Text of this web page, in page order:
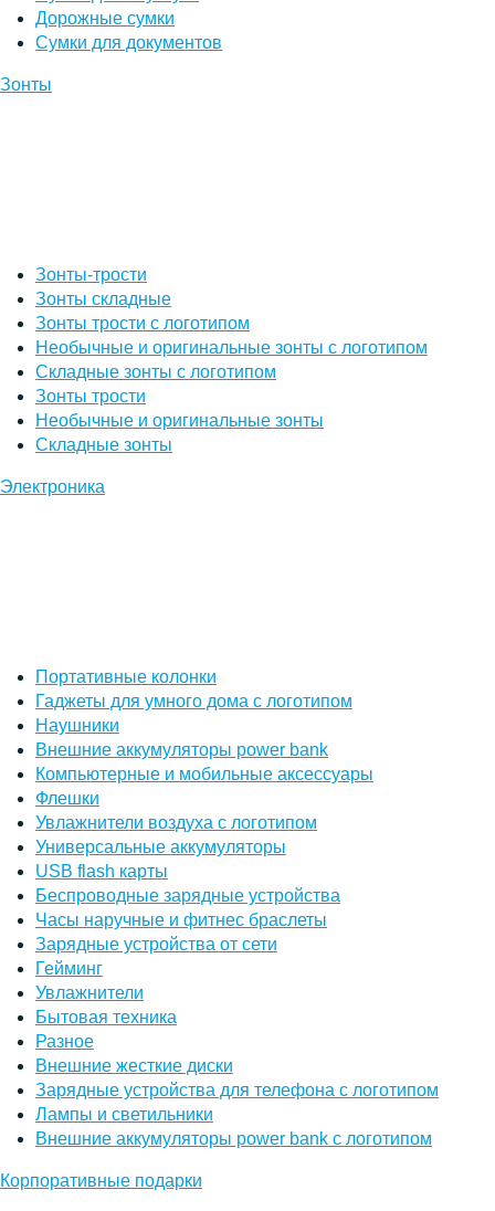
Дорожные сумки
Сумки для документов
Зонты
Зонты-трости
Зонты складные
Зонты трости с логотипом
Необычные и оригинальные зонты с логотипом
Складные зонты с логотипом
Зонты трости
Необычные и оригинальные зонты
Складные зонты
Электроника
Портативные колонки
Гаджеты для умного дома с логотипом
Наушники
Внешние аккумуляторы power bank
Компьютерные и мобильные аксессуары
Флешки
Увлажнители воздуха с логотипом
Универсальные аккумуляторы
USB flash карты
Беспроводные зарядные устройства
Часы наручные и фитнес браслеты
Зарядные устройства от сети
Гейминг
Увлажнители
Бытовая техника
Разное
Внешние жесткие диски
Зарядные устройства для телефона с логотипом
Лампы и светильники
Внешние аккумуляторы power bank с логотипом
Корпоративные подарки